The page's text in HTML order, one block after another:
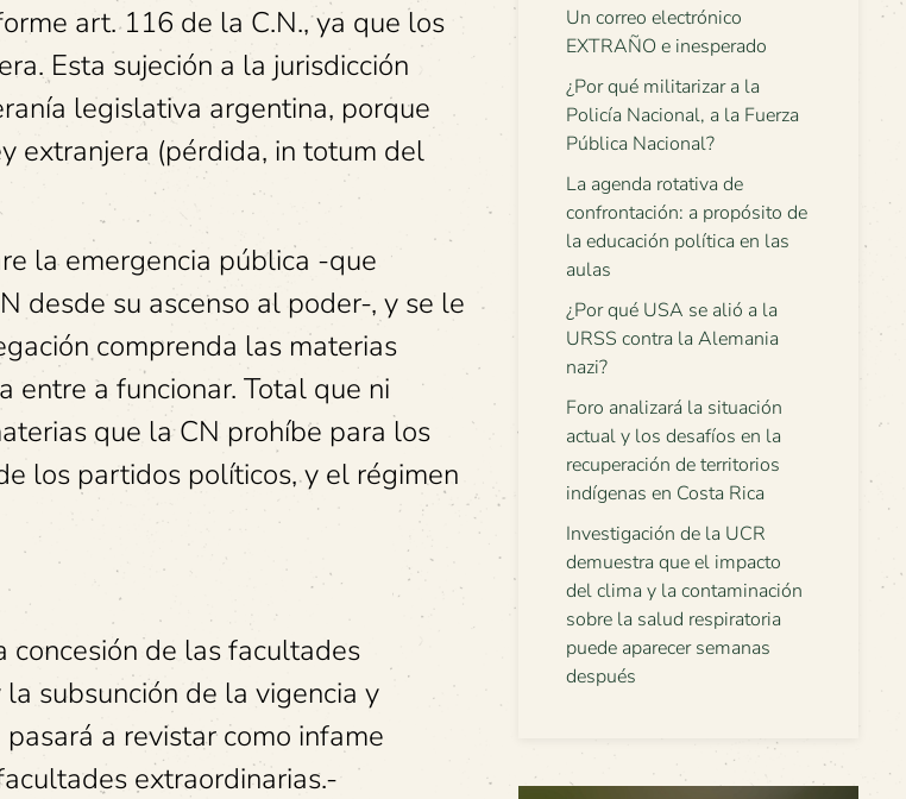
art. 116 de la C.N., ya que los
Esta sujeción a la jurisdicción
legislativa argentina, porque
extranjera (pérdida, in totum del
la emergencia pública -que
desde su ascenso al poder-, y se le
comprenda las materias
entre a funcionar. Total que ni
que la CN prohíbe para los
los partidos políticos, y el régimen
concesión de las facultades
subsunción de la vigencia y
a revistar como infame
extraordinarias.-
Un correo electrónico
EXTRAÑO e inesperado
¿Por qué militarizar a la
Policía Nacional, a la Fuerza
Pública Nacional?
La agenda rotativa de
confrontación: a propósito de
la educación política en las
aulas
¿Por qué USA se alió a la
URSS contra la Alemania
nazi?
Foro analizará la situación
actual y los desafíos en la
recuperación de territorios
indígenas en Costa Rica
Investigación de la UCR
demuestra que el impacto
del clima y la contaminación
sobre la salud respiratoria
puede aparecer semanas
después